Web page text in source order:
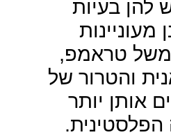
להן בעיות
מעוניינות
טראמפ,
והטרור של
אותן יותר